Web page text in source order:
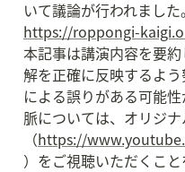
https://roppongi-
本記事は講演内容を要
解を正確に反映するよ
による誤りがある可能
脈については、オリジ
（https://
）をご視聴いただくこと